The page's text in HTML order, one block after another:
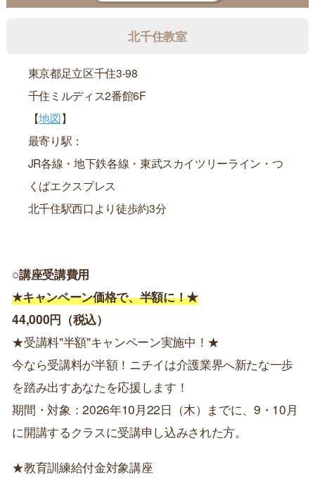
北千住教室
東京都足立区千住3-98
千住ミルディス2番館6F
【地図】
最寄り駅：
JR各線・地下鉄各線・東武スカイツリーライン・つ
くばエクスプレス
北千住駅西口より徒歩約3分
○講座受講費用
★キャンペーン価格で、半額に！★
44,000円（税込）
★受講料"半額"キャンペーン実施中！★
今なら受講料が半額！ニチイは介護業界へ新たな一歩
を踏み出すあなたを応援します！
期間・対象：2026年10月22日（木）までに、9・10月
に開講するクラスに受講申し込みされた方。
★教育訓練給付金対象講座